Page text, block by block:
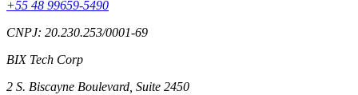
+55 48 99659-5490
CNPJ: 20.230.253/0001-69
BIX Tech Corp
2 S. Biscayne Boulevard, Suite 2450